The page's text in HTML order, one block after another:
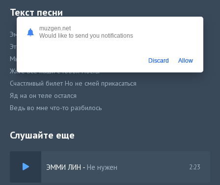
Текст песни
Эмми - Проиграю
Это всё сны что нам не приснятся
Мы достанем обманом
Жиге все наши с тобой мосты
Счастливый билет Но не смей прикасаться
Яд на он теле остался
Ведь во мне что-то разбилось
Слушайте еще
ЭММИ ЛИН - Не нужен 2:23
muzgen.net
Would like to send you notifications
Discard Allow